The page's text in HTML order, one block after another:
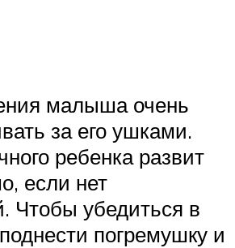
малыша очень
за его ушками.
ребенка развит
если нет
Чтобы убедиться в
погремушку и